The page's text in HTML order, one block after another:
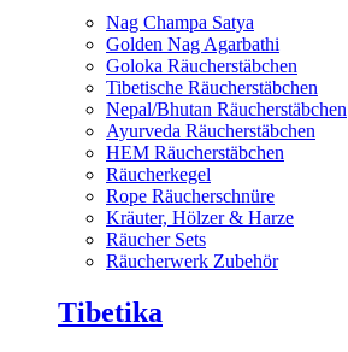
Nag Champa Satya
Golden Nag Agarbathi
Goloka Räucherstäbchen
Tibetische Räucherstäbchen
Nepal/Bhutan Räucherstäbchen
Ayurveda Räucherstäbchen
HEM Räucherstäbchen
Räucherkegel
Rope Räucherschnüre
Kräuter, Hölzer & Harze
Räucher Sets
Räucherwerk Zubehör
Tibetika